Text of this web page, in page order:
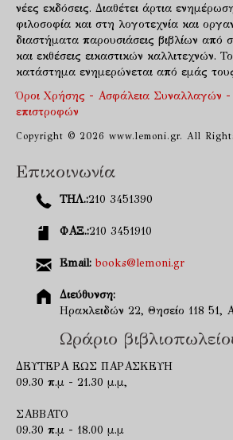
νέες εκδόσεις. Διαθέτει άρτια
φιλοσοφία και στη λογοτεχνία και
διαστήματα παρουσιάσεις βιβλίων από
και εκθέσεις εικαστικών καλλιτεχνών.
κατάστημα ενημερώνεται από εμάς τους
Όροι Χρήσης - Ασφάλεια Συναλλαγών -
επιστροφών
Copyright © 2026 www.lemoni.gr. All
Επικοινωνία
ΤΗΛ.:210 3451390
ΦΑΞ.:210 3451910
Email: books@lemoni.gr
Διεύθυνση:
Ηρακλειδών 22, Θησείο 118 51,
Ωράριο
ΔΕΥΤΕΡΑ ΕΩΣ ΠΑΡΑΣΚΕΥΗ
09.30 π.μ - 21.30 μ.μ,
ΣΑΒΒΑΤΟ
09.30 π.μ - 18.00 μ.μ